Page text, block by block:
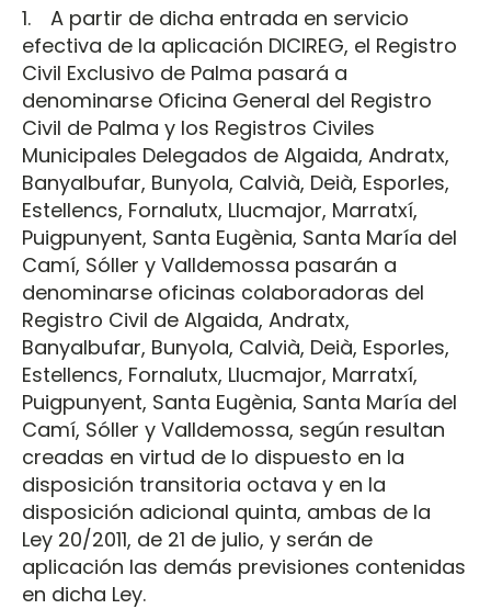
1. A partir de dicha entrada en servicio
efectiva de la aplicación DICIREG, el Registro
Civil Exclusivo de Palma pasará a
denominarse Oficina General del Registro
Civil de Palma y los Registros Civiles
Municipales Delegados de Algaida, Andratx,
Banyalbufar, Bunyola, Calvià, Deià, Esporles,
Estellencs, Fornalutx, Llucmajor, Marratxí,
Puigpunyent, Santa Eugènia, Santa María del
Camí, Sóller y Valldemossa pasarán a
denominarse oficinas colaboradoras del
Registro Civil de Algaida, Andratx,
Banyalbufar, Bunyola, Calvià, Deià, Esporles,
Estellencs, Fornalutx, Llucmajor, Marratxí,
Puigpunyent, Santa Eugènia, Santa María del
Camí, Sóller y Valldemossa, según resultan
creadas en virtud de lo dispuesto en la
disposición transitoria octava y en la
disposición adicional quinta, ambas de la
Ley 20/2011, de 21 de julio, y serán de
aplicación las demás previsiones contenidas
en dicha Ley.